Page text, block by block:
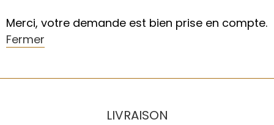
Merci, votre demande est bien prise en compte.
Fermer
LIVRAISON